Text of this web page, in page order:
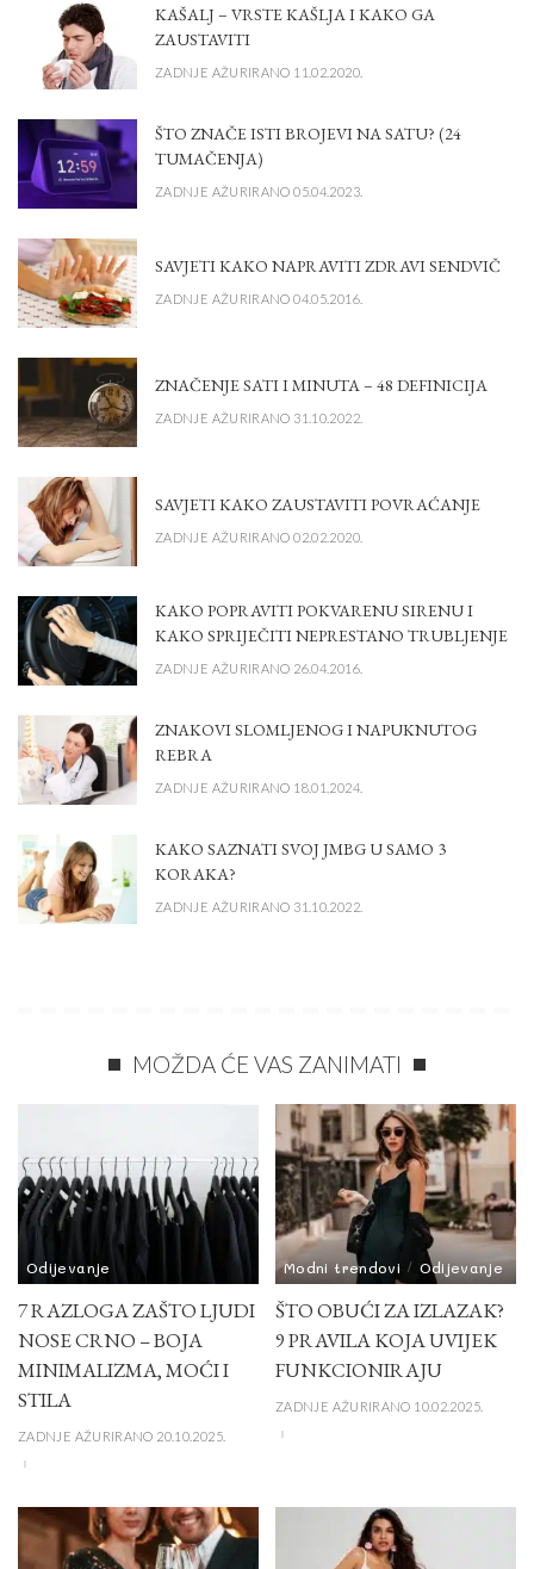
KAŠALJ – VRSTE KAŠLJA I KAKO GA
ZAUSTAVITI
ZADNJE AŽURIRANO 11.02.2020.
ŠTO ZNAČE ISTI BROJEVI NA SATU? (24
TUMAČENJA)
ZADNJE AŽURIRANO 05.04.2023.
SAVJETI KAKO NAPRAVITI ZDRAVI SENDVIČ
ZADNJE AŽURIRANO 04.05.2016.
ZNAČENJE SATI I MINUTA – 48 DEFINICIJA
ZADNJE AŽURIRANO 31.10.2022.
SAVJETI KAKO ZAUSTAVITI POVRAĆANJE
ZADNJE AŽURIRANO 02.02.2020.
KAKO POPRAVITI POKVARENU SIRENU I
KAKO SPRIJEČITI NEPRESTANO TRUBLJENJE
ZADNJE AŽURIRANO 26.04.2016.
ZNAKOVI SLOMLJENOG I NAPUKNUTOG
REBRA
ZADNJE AŽURIRANO 18.01.2024.
KAKO SAZNATI SVOJ JMBG U SAMO 3
KORAKA?
ZADNJE AŽURIRANO 31.10.2022.
MOŽDA ĆE VAS ZANIMATI
Odijevanje
7 RAZLOGA ZAŠTO LJUDI
NOSE CRNO – BOJA
MINIMALIZMA, MOĆI I
STILA
ZADNJE AŽURIRANO 20.10.2025.
Modni trendovi Odijevanje
ŠTO OBUĆI ZA IZLAZAK?
9 PRAVILA KOJA UVIJEK
FUNKCIONIRAJU
ZADNJE AŽURIRANO 10.02.2025.